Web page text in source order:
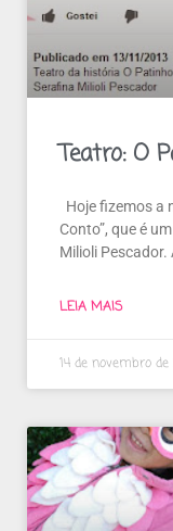
Teatro: O
Hoje fizemos a
Conto”, que é
Milioli Pescador.
LEIA MAIS
14 de novembro de